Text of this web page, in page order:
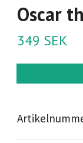
Oscar
349 SEK